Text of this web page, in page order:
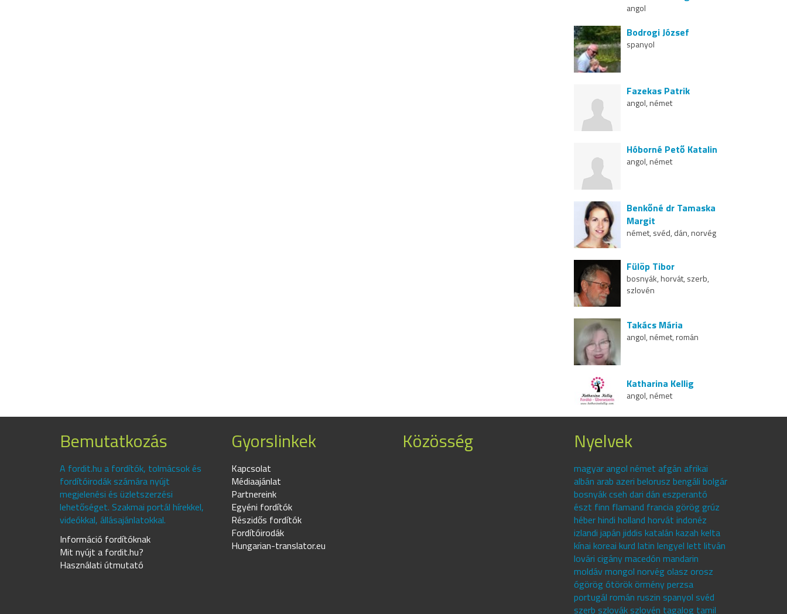
angol
Bodrogi József
spanyol
Fazekas Patrik
angol, német
Hóborné Pető Katalin
angol, német
Benkőné dr Tamaska
Margit
német, svéd, dán, norvég
Fülöp Tibor
bosnyák, horvát, szerb,
szlovén
Takács Mária
angol, német, román
Katharina Kellig
angol, német
Bemutatkozás
A fordit.hu a fordítók, tolmácsok és
fordítóirodák számára nyújt
megjelenési és üzletszerzési
lehetőséget. Szakmai portál hírekkel,
videókkal, állásajánlatokkal.
Információ fordítóknak
Mit nyújt a fordit.hu?
Használati útmutató
Gyorslinkek
Kapcsolat
Médiaajánlat
Partnereink
Egyéni fordítók
Részidős fordítók
Fordítóirodák
Hungarian-translator.eu
Közösség Nyelvek
magyar angol német afgán afrikai
albán arab azeri belorusz bengáli bolgár
bosnyák cseh dari dán eszperantó
észt finn flamand francia görög grúz
héber hindi holland horvát indonéz
izlandi japán jiddis katalán kazah kelta
kínai koreai kurd latin lengyel lett litván
lovári cigány macedón mandarin
moldáv mongol norvég olasz orosz
ógörög ótörök örmény perzsa
portugál román ruszin spanyol svéd
szerb szlovák szlovén tagalog tamil